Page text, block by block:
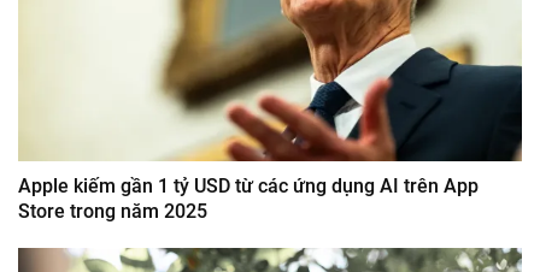
Apple kiếm gần 1 tỷ USD từ các ứng dụng AI trên App
Store trong năm 2025